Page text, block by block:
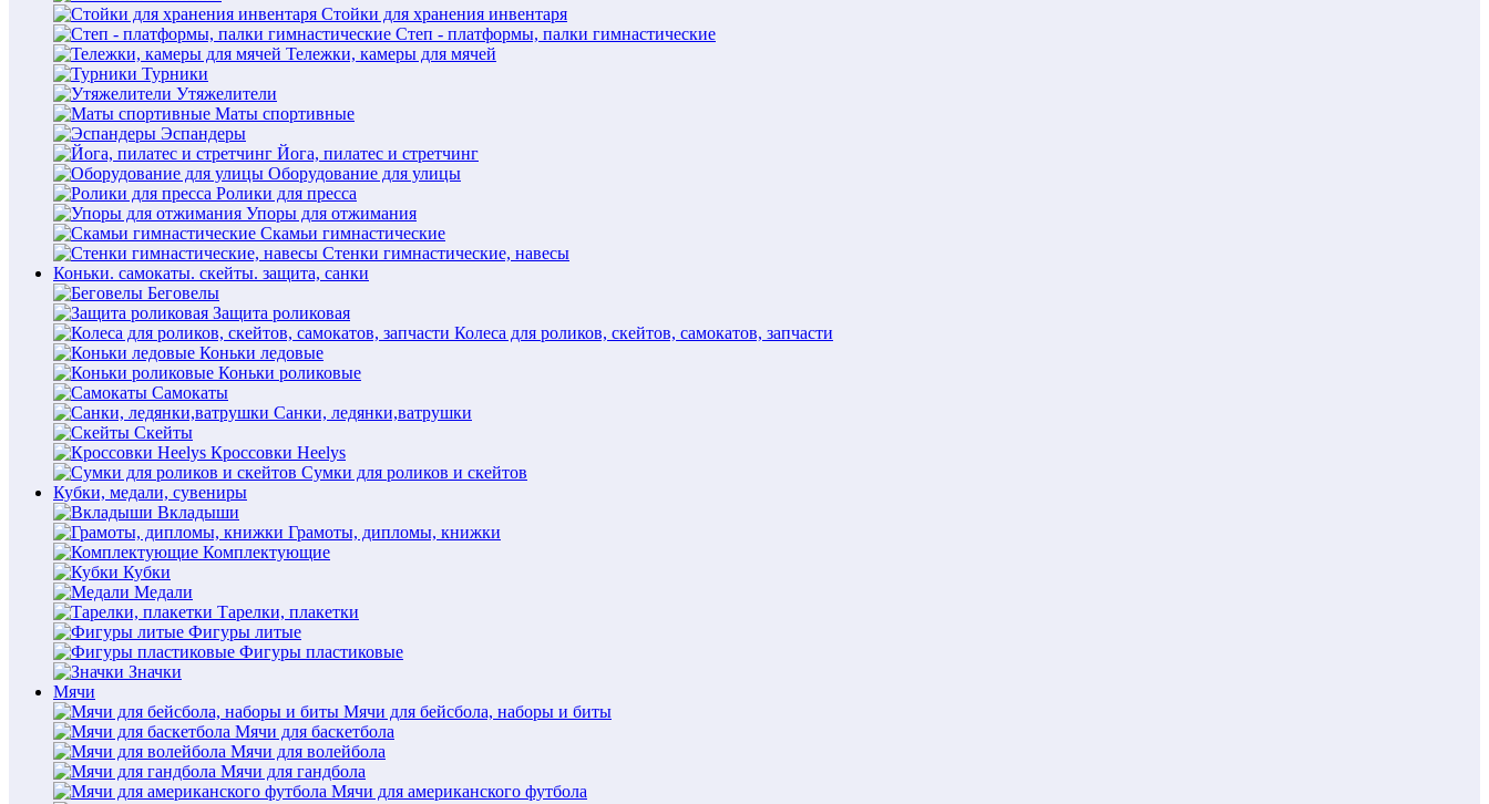
Стойки для хранения инвентаря
Степ - платформы, палки гимнастические
Тележки, камеры для мячей
Турники
Утяжелители
Маты спортивные
Эспандеры
Йога, пилатес и стретчинг
Оборудование для улицы
Ролики для пресса
Упоры для отжимания
Скамьи гимнастические
Стенки гимнастические, навесы
Коньки. самокаты. скейты. защита, санки
Беговелы
Защита роликовая
Колеса для роликов, скейтов, самокатов, запчасти
Коньки ледовые
Коньки роликовые
Самокаты
Санки, ледянки,ватрушки
Скейты
Кроссовки Heelys
Сумки для роликов и скейтов
Кубки, медали, сувениры
Вкладыши
Грамоты, дипломы, книжки
Комплектующие
Кубки
Медали
Тарелки, плакетки
Фигуры литые
Фигуры пластиковые
Значки
Мячи
Мячи для бейсбола, наборы и биты
Мячи для баскетбола
Мячи для волейбола
Мячи для гандбола
Мячи для американского футбола